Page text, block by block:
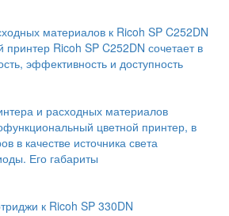
материалов к Ricoh SP C252DN
Ricoh SP C252DN сочетает в
эффективность и доступность
и расходных материалов
цветной принтер, в
в качестве источника света
Его габариты
к Ricoh SP 330DN